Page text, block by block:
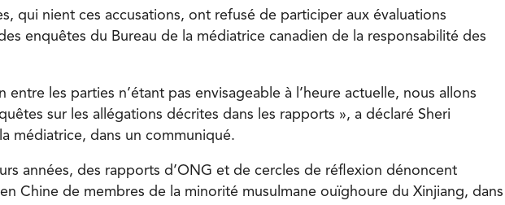
qui nient ces accusations, ont refusé de participer aux évaluations
enquêtes du Bureau de la médiatrice canadien de la responsabilité des
entre les parties n’étant pas envisageable à l’heure actuelle, nous allons
sur les allégations décrites dans les rapports », a déclaré Sheri
médiatrice, dans un communiqué.
années, des rapports d’ONG et de cercles de réflexion dénoncent
en Chine de membres de la minorité musulmane ouïghoure du Xinjiang, dans